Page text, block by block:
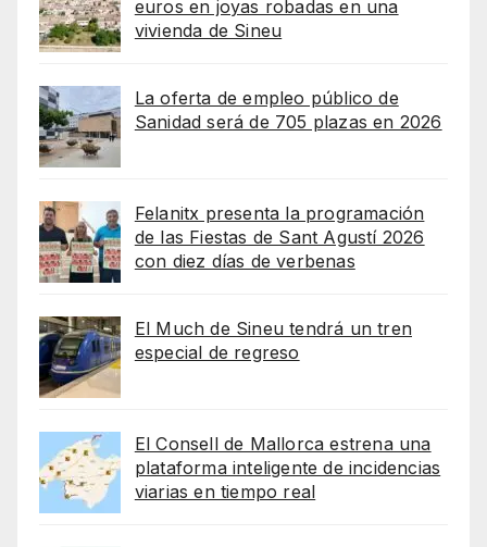
euros en joyas robadas en una
vivienda de Sineu
La oferta de empleo público de
Sanidad será de 705 plazas en 2026
Felanitx presenta la programación
de las Fiestas de Sant Agustí 2026
con diez días de verbenas
El Much de Sineu tendrá un tren
especial de regreso
El Consell de Mallorca estrena una
plataforma inteligente de incidencias
viarias en tiempo real